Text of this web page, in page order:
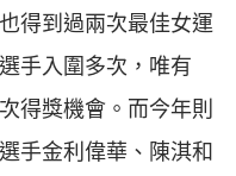
得到過兩次最佳女運
手入圍多次，唯有
得獎機會。而今年則
手金利偉華、陳淇和